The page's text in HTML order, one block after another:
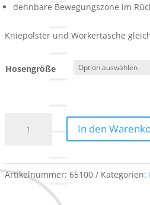
dehnbare Bewegungszone im
Kniepolster und Workertasche
Hosengröße
Latzhose
In den
Artikelnummer: 65100 Kategorien: